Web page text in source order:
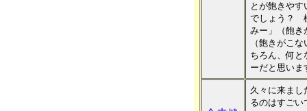
とが飽きや
でしょう？
みー」（飽き
（飽きがこ
ちろん、何と
ーだと思いま
久々に来まし
るのはすごい